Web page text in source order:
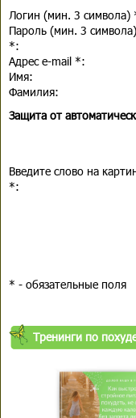
Логин (мин. 3 символа)
Пароль (мин. 3 символа)
*:
Адрес e-mail *:
Имя:
Фамилия:
Защита от
Введите слово на
*:
* - обязательные поля
Тренинги по